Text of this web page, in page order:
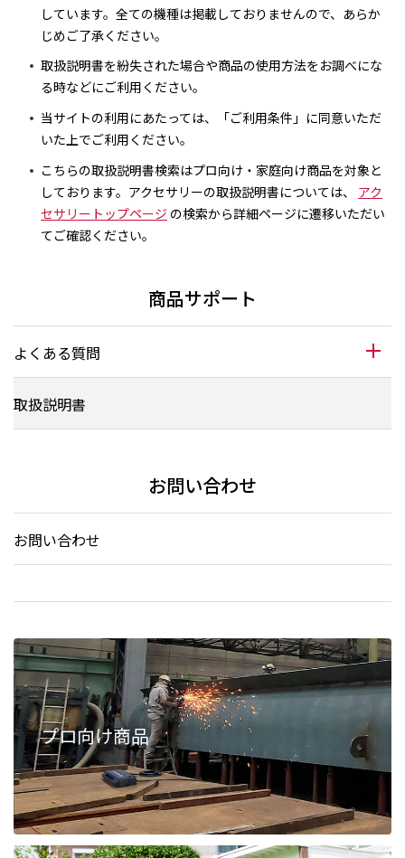
しています。全ての機種は掲載しておりませんので、あらか
じめご了承ください。
取扱説明書を紛失された場合や商品の使用方法をお調べにな
る時などにご利用ください。
当サイトの利用にあたっては、「ご利用条件」に同意いただ
いた上でご利用ください。
こちらの取扱説明書検索はプロ向け・家庭向け商品を対象と
しております。アクセサリーの取扱説明書については、 アク
セサリートップページ の検索から詳細ページに遷移いただい
てご確認ください。
商品サポート
よくある質問
取扱説明書
お問い合わせ
お問い合わせ
プロ向け商品